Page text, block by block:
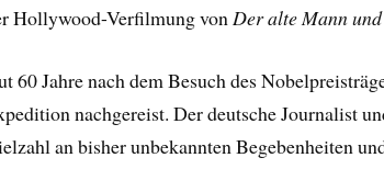
Hollywood-Verfilmung vonDer alte Mann
60 Jahre nach dem Besuch des
nachgereist. Der deutsche Journalist
an bisher unbekannten Begebenheiten